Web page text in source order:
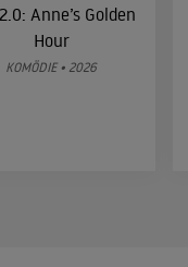
Anne’s Golden
Hour
KOMÖDIE • 2026